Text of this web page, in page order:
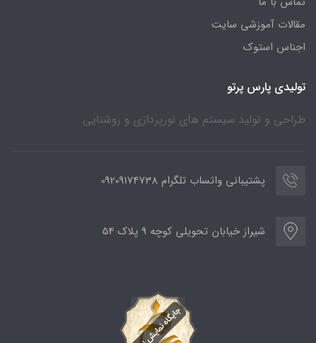
مقالات آموزشی سایت
اجناس استوک
تولیدی پارس پرتو
طراحی و تولید سیستم های نورپردازی و روشنایی
پشتیبانی واتساب تلگرام 09209174738
شیراز خیابان تحویلی کوچه 9 پلاک 54